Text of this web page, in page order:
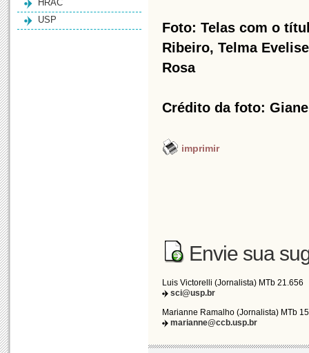
HRAC
USP
Foto: Telas com o
Ribeiro, Telma
Rosa
Crédito da foto:
imprimir
Envie sua
Luis Victorelli (Jornalista) MTb 21.656
sci@usp.br
Marianne Ramalho (Jornalista) MTb
marianne@ccb.usp.br